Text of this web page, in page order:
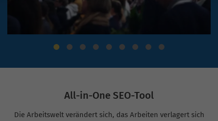
All-in-One SEO-Tool
Die Arbeitswelt verändert sich, das Arbeiten verlagert sich